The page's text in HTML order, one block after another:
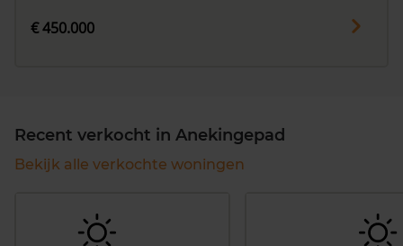
€ 450.000
Recent verkocht in Anekingepad
Bekijk alle verkochte woningen